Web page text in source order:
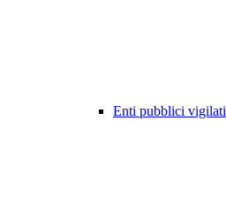
Enti pubblici vigilati